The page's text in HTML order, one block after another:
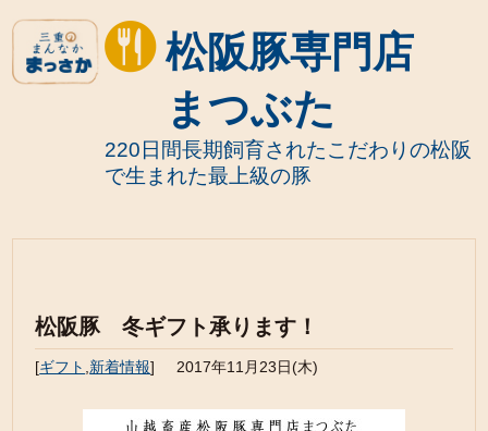
松阪豚専門店
まつぶた
220日間長期飼育されたこだわりの松阪
で生まれた最上級の豚
松阪豚 冬ギフト承ります！
[ギフト 新着情報] 2017年11月23日(木)